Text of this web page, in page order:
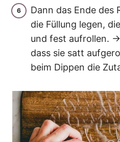
Dann das Ende des
die Füllung legen,
und fest aufrollen.
dass sie satt
beim Dippen die